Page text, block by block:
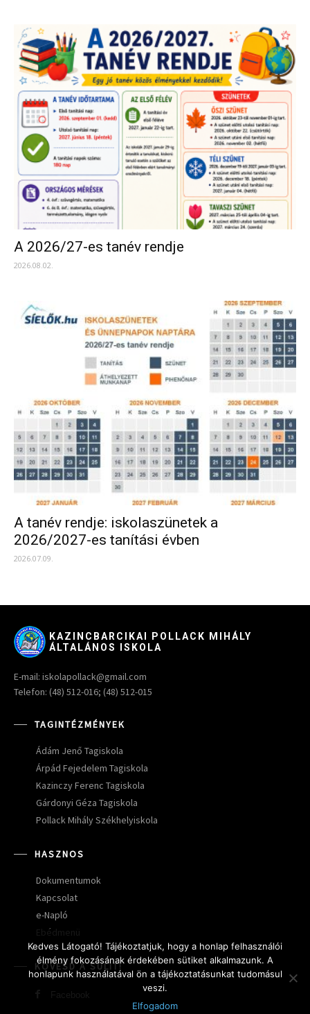
A 2026/27-es tanév rendje
2026.08.02.
A tanév rendje: iskolaszünetek a
2026/2027-es tanítási évben
2026.07.09.
KAZINCBARCIKAI POLLACK MIHÁLY
ÁLTALÁNOS ISKOLA
E-mail: iskolapollack@gmail.com
Telefon: (48) 512-016; (48) 512-015
TAGINTÉZMÉNYEK
Ádám Jenő Tagiskola
Árpád Fejedelem Tagiskola
Kazinczy Ferenc Tagiskola
Gárdonyi Géza Tagiskola
Pollack Mihály Székhelyiskola
HASZNOS
Dokumentumok
Kapcsolat
e-Napló
Ebédmenü
KÖVESD A SULIT!
Kedves Látogató! Tájékoztatjuk, hogy a honlap felhasználói
élmény fokozásának érdekében sütiket alkalmazunk. A
honlapunk használatával ön a tájékoztatásunkat tudomásul
veszi.
Elfogadom